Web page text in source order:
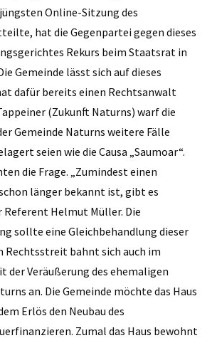
Online-Sitzung des
hat die Gegenpartei gegen dieses
Rekurs beim Staatsrat in
Gemeinde lässt sich auf dieses
dafür bereits einen Rechtsanwalt
(Zukunft Naturns) warf die
Gemeinde Naturns weitere Fälle
seien wie die Causa „Saumoar“.
die Frage. „Zumindest einen
länger bekannt ist, gibt es
Referent Helmut Müller. Die
sollte eine Gleichbehandlung dieser
Rechtsstreit bahnt sich auch im
der Veräußerung des ehemaligen
an. Die Gemeinde möchte das Haus
Erlös den Neubau des
Zumal das Haus bewohnt